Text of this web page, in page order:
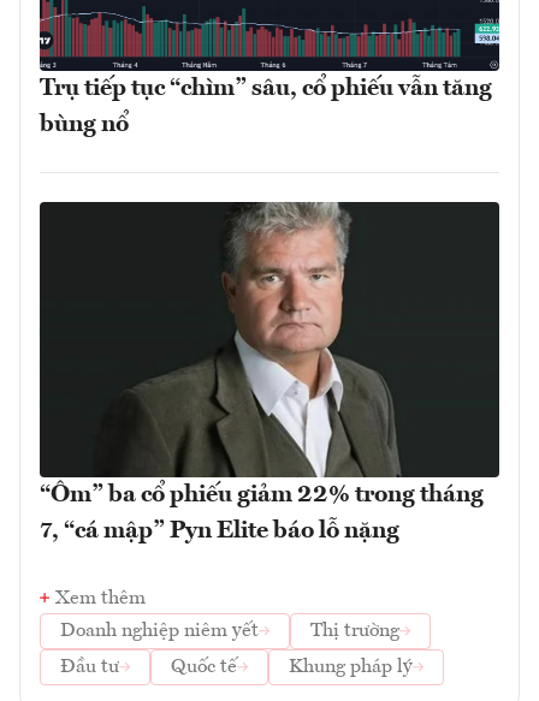
Trụ tiếp tục “chìm” sâu, cổ phiếu vẫn tăng
bùng nổ
“Ôm” ba cổ phiếu giảm 22% trong tháng
7, “cá mập” Pyn Elite báo lỗ nặng
Xem thêm
Doanh nghiệp niêm yết
Thị trường
Đầu tư
Quốc tế Khung pháp lý